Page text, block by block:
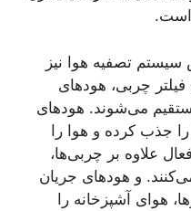
است.
سیستم تصفیه هوا نیز
چربی، هودهای
می‌شوند. هودهای
جذب کرده و هوا را
علاوه بر چربی‌ها،
و هودهای جریان
هوای آشپزخانه را